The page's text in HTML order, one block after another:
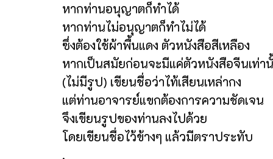
หากท่านอนุญาตก็ทำได้
หากท่านไม่อนุญาตก็ทำไม่ได้
ซึ่งต้องใช้ผ้าพื้นแดง ตัวหนังสือสีเหลือง
หากเป็นสมัยก่อนจะมีแค่ตัวหนังสือจีนเท่า
(ไม่มีรูป) เขียนชื่อว่าไท้เสียนเหล่ากง
แต่ท่านอาจารย์แขกต้องการความชัดเจน
จึงเขียนรูปของท่านลงไปด้วย
โดยเขียนชื่อไว้ข้างๆ แล้วมีตราประทับ
.